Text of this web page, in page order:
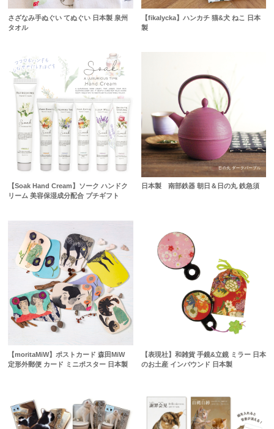
さざなみ手ぬぐい てぬぐい 日本製 泉州
タオル
【fikalycka】ハンカチ 猫&犬 ねこ 日本
製
【Soak Hand Cream】ソーク ハンドク
リーム 美容保湿成分配合 プチギフト
日本製 南部鉄器 朝日＆日の丸 鉄急須
【moritaMiW】ポストカード 森田MiW
定形外郵便 カード ミニポスター 日本製
【表現社】和雑貨 手鏡&立鏡 ミラー 日本
のお土産 インバウンド 日本製